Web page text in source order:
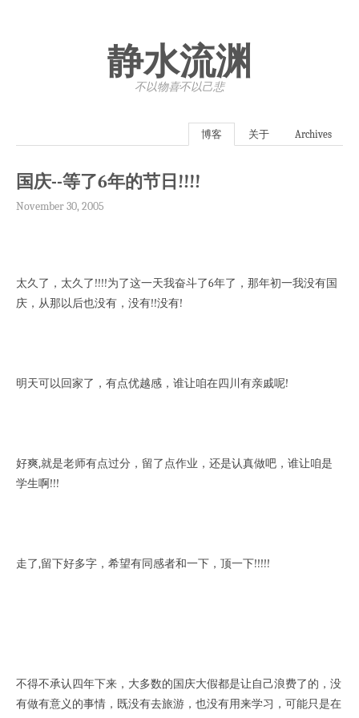
静水流渊
不以物喜·不以己悲
博客 关于 Archives
国庆--等了6年的节日!!!!
November 30, 2005
太久了，太久了!!!!为了这一天我奋斗了6年了，那年初一我没有国
庆，从那以后也没有，没有!!没有!
明天可以回家了，有点优越感，谁让咱在四川有亲戚呢!
好爽,就是老师有点过分，留了点作业，还是认真做吧，谁让咱是
学生啊!!!
走了,留下好多字，希望有同感者和一下，顶一下!!!!!
不得不承认四年下来，大多数的国庆大假都是让自己浪费了的，没
有做有意义的事情，既没有去旅游，也没有用来学习，可能只是在